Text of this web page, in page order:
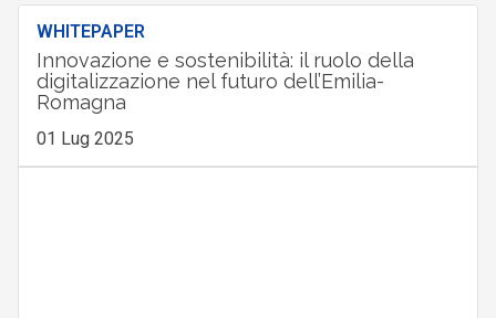
WHITEPAPER
Innovazione e sostenibilità: il ruolo della
digitalizzazione nel futuro dell’Emilia-
Romagna
01 Lug 2025